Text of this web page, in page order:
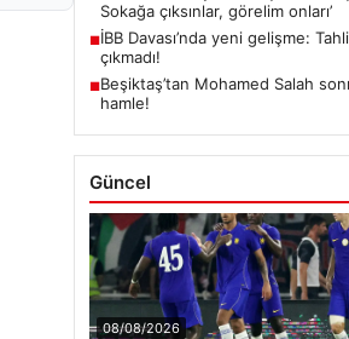
Sokağa çıksınlar, görelim onları’
■İBB Davası’nda yeni gelişme:
çıkmadı!
■Beşiktaş’tan Mohamed Salah
hamle!
Güncel
08/08/2026